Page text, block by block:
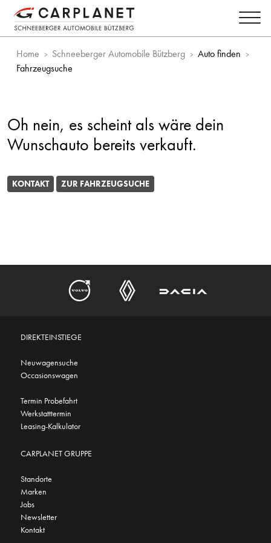
Home Schneeberger Automobile Bützberg
Auto finden
Fahrzeugsuche
Oh nein, es scheint als wäre dein
Wunschauto bereits verkauft.
KONTAKT ZUR FAHRZEUGSUCHE
DIREKTEINSTIEGE
Neuwagensuche
Occasionswagen
Termin Probefahrt
Werkstatttermin
Leasing-Kalkulator
CARPLANET GRUPPE
Standorte
Marken
Jobs
Newsletter
Kontakt